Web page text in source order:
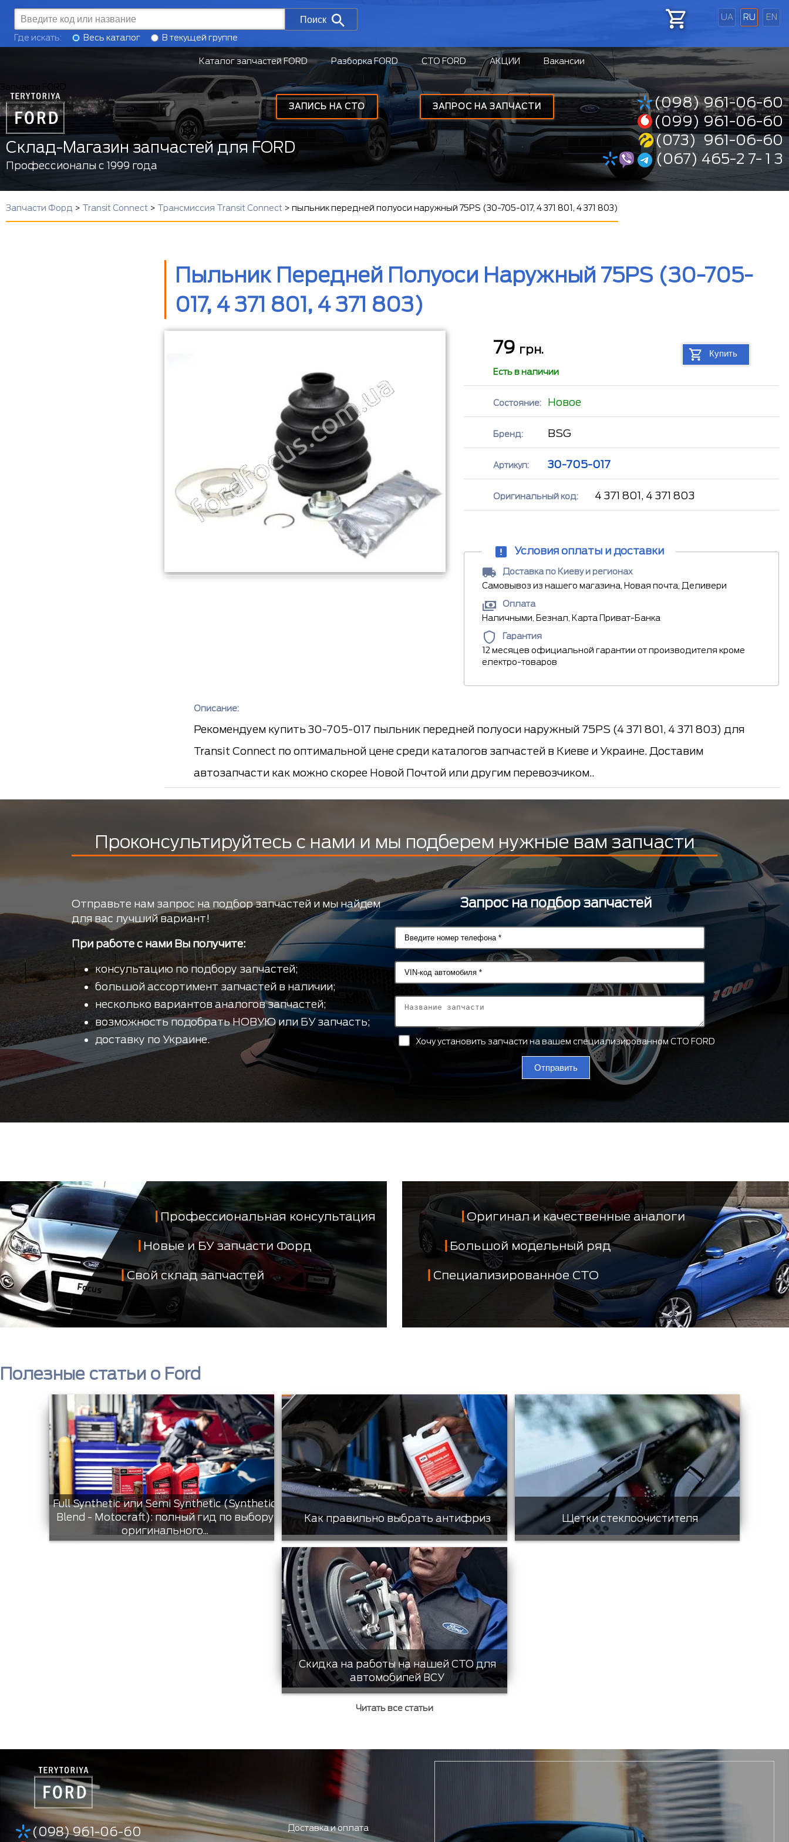
UA RU EN
ЗАПРОС НА ЗАПЧАСТИ
ЗАПИСЬ НА СТО
Поиск
Где искать: Весь каталог В текущей группе
Каталог запчастей FORD Разборка FORD СТО FORD АКЦИИ Вакансии
Склад-Магазин запчастей для FORD
Профессионалы с 1999 года
(098) 961-06-60
(099) 961-06-60
(073) 961-06-60
(067) 465-2 7- 1 3
Запчасти Форд > Transit Connect > Трансмиссия Transit Connect > пыльник передней полуоси наружный 75PS (30-705-017, 4 371 801, 4 371 803)
Пыльник Передней Полуоси Наружный 75PS (30-705-
017, 4 371 801, 4 371 803)
79 грн. Купить
Есть в наличии
Состояние: Новое
Бренд: BSG
Артикул: 30-705-017
Оригинальный код: 4 371 801, 4 371 803
Условия оплаты и доставки
Доставка по Киеву и регионах
Самовывоз из нашего магазина, Новая почта, Деливери
Оплата
Наличными, Безнал, Карта Приват-Банка
Гарантия
12 месяцев официальной гарантии от производителя кроме
електро-товаров
Описание:
Рекомендуем купить 30-705-017 пыльник передней полуоси наружный 75PS (4 371 801, 4 371 803) для
Transit Connect по оптимальной цене среди каталогов запчастей в Киеве и Украине. Доставим
автозапчасти как можно скорее Новой Почтой или другим перевозчиком..
Проконсультируйтесь с нами и мы подберем нужные вам запчасти
Отправьте нам запрос на подбор запчастей и мы найдем
для вас лучший вариант!
При работе с нами Вы получите:
консультацию по подбору запчастей;
большой ассортимент запчастей в наличии;
несколько вариантов аналогов запчастей;
возможность подобрать НОВУЮ или БУ запчасть;
доставку по Украине.
Запрос на подбор запчастей
Хочу установить запчасти на вашем специализированном СТО FORD
Отправить
Профессиональная консультация
Новые и БУ запчасти Форд
Свой склад запчастей
Оригинал и качественные аналоги
Большой модельный ряд
Специализированное СТО
Полезные статьи о Ford
Full Synthetic или Semi Synthetic (Synthetic
Blend - Motocraft): полный гид по выбору
оригинального...
Как правильно выбрать антифриз Щетки стеклоочистителя
Скидка на работы на нашей СТО для
автомобилей ВСУ
Читать все статьи
(098) 961-06-60
Доставка и оплата